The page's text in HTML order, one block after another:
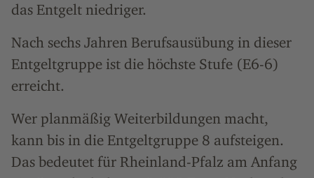
das Entgelt niedriger.
Nach sechs Jahren Berufsausübung in dieser
Entgeltgruppe ist die höchste Stufe (E6-6)
erreicht.
Wer planmäßig Weiterbildungen macht,
kann bis in die Entgeltgruppe 8 aufsteigen.
Das bedeutet für Rheinland-Pfalz am Anfang